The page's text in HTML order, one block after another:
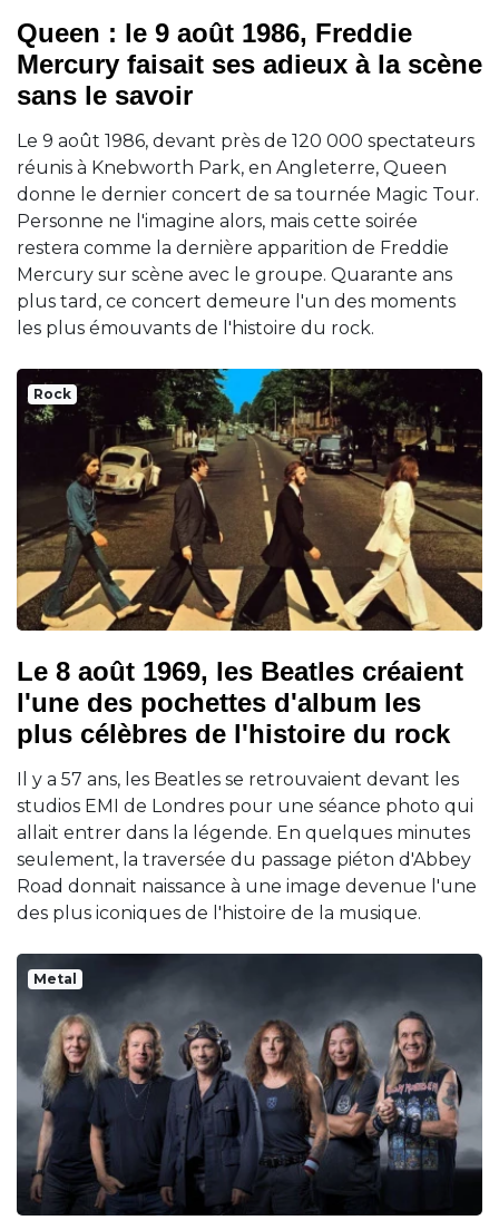
Queen : le 9 août 1986, Freddie
Mercury faisait ses adieux à la scène
sans le savoir
Le 9 août 1986, devant près de 120 000 spectateurs
réunis à Knebworth Park, en Angleterre, Queen
donne le dernier concert de sa tournée Magic Tour.
Personne ne l'imagine alors, mais cette soirée
restera comme la dernière apparition de Freddie
Mercury sur scène avec le groupe. Quarante ans
plus tard, ce concert demeure l'un des moments
les plus émouvants de l'histoire du rock.
Rock
Le 8 août 1969, les Beatles créaient
l'une des pochettes d'album les
plus célèbres de l'histoire du rock
Il y a 57 ans, les Beatles se retrouvaient devant les
studios EMI de Londres pour une séance photo qui
allait entrer dans la légende. En quelques minutes
seulement, la traversée du passage piéton d'Abbey
Road donnait naissance à une image devenue l'une
des plus iconiques de l'histoire de la musique.
Metal